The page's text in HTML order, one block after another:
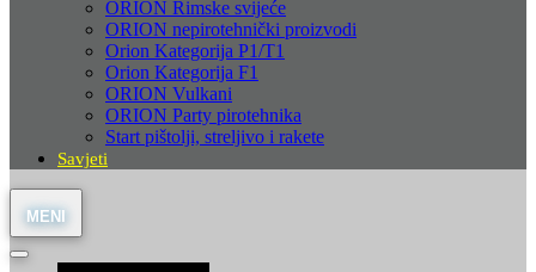
ORION Rimske svijeće
ORION nepirotehnički proizvodi
Orion Kategorija P1/T1
Orion Kategorija F1
ORION Vulkani
ORION Party pirotehnika
Start pištolji, streljivo i rakete
Savjeti